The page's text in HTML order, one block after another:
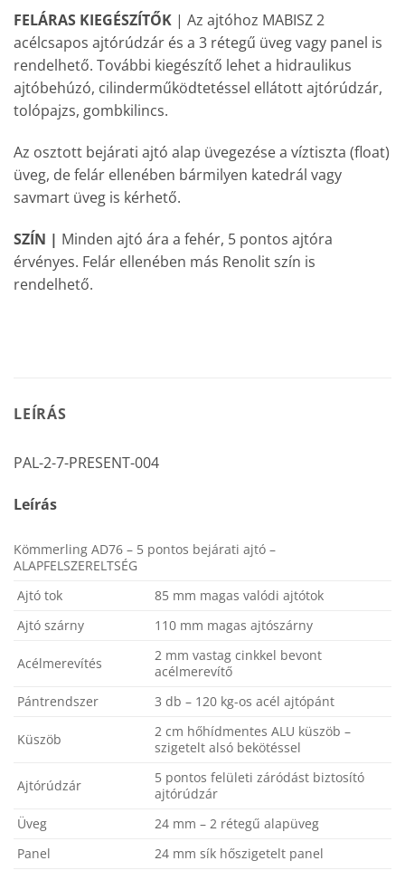
FELÁRAS KIEGÉSZÍTŐK | Az ajtóhoz MABISZ 2
acélcsapos ajtórúdzár és a 3 rétegű üveg vagy panel is
rendelhető. További kiegészítő lehet a hidraulikus
ajtóbehúzó, cilinderműködtetéssel ellátott ajtórúdzár,
tolópajzs, gombkilincs.
Az osztott bejárati ajtó alap üvegezése a víztiszta (float)
üveg, de felár ellenében bármilyen katedrál vagy
savmart üveg is kérhető.
SZÍN | Minden ajtó ára a fehér, 5 pontos ajtóra
érvényes. Felár ellenében más Renolit szín is
rendelhető.
LEÍRÁS
PAL-2-7-PRESENT-004
Leírás
Kömmerling AD76 – 5 pontos bejárati ajtó –
ALAPFELSZERELTSÉG
Ajtó tok
85 mm magas valódi ajtótok
Ajtó szárny
110 mm magas ajtószárny
Acélmerevítés
2 mm vastag cinkkel bevont
acélmerevítő
Pántrendszer
3 db – 120 kg-os acél ajtópánt
Küszöb
2 cm hőhídmentes ALU küszöb –
szigetelt alsó bekötéssel
Ajtórúdzár
5 pontos felületi záródást biztosító
ajtórúdzár
Üveg
24 mm – 2 rétegű alapüveg
Panel
24 mm sík hőszigetelt panel